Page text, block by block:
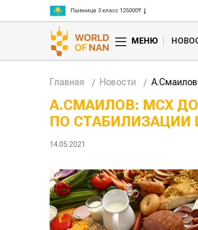
Пшеница 3 класс 125000₸
Ячмень 130000₸
Кукуруза 150000₸
Рис 300000₸
МЕНЮ
Главная Новости
А.СМАИЛОВ: МСХ
ПО СТАБИЛИЗАЦИИ
14.05.2021
Казахстанские
фермеры заработали $35 млн на
экспорте чечевицы